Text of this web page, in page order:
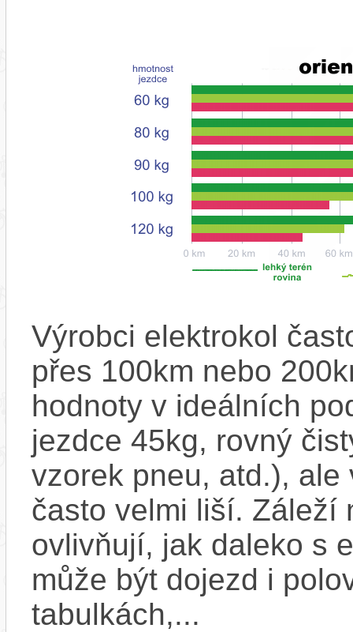
Výrobci elektrokol
přes 100km nebo
hodnoty v ideálních
jezdce 45kg, rovný
vzorek pneu, atd.),
často velmi liší. Záleží
ovlivňují, jak daleko s
může být dojezd i
tabulkách,...